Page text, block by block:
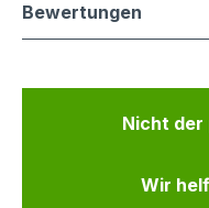
Bewertungen
Nicht der
Wir